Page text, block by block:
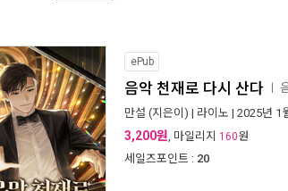
ePub
음악 천재로 다시 산다
만설 (지은이) | 라이노 | 2025년 1
3,200원, 마일리지 160원
세일즈포인트 : 20